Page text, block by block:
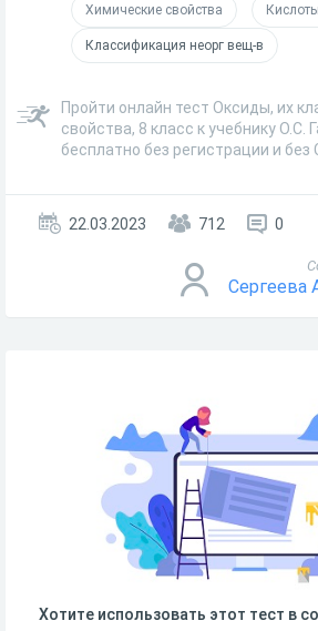
Химические свойства
Классификация неорг вещ-в
Пройти онлайн тест Оксиды, их
свойства, 8 класс к учебнику О.С.
бесплатно без регистрации и
22.03.2023 712 0
Сергеева
Хотите использовать этот тест в